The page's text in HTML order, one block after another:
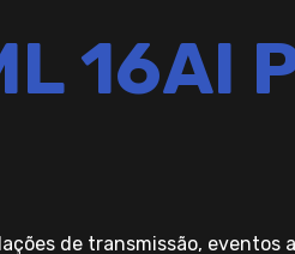
16AI
de transmissão,